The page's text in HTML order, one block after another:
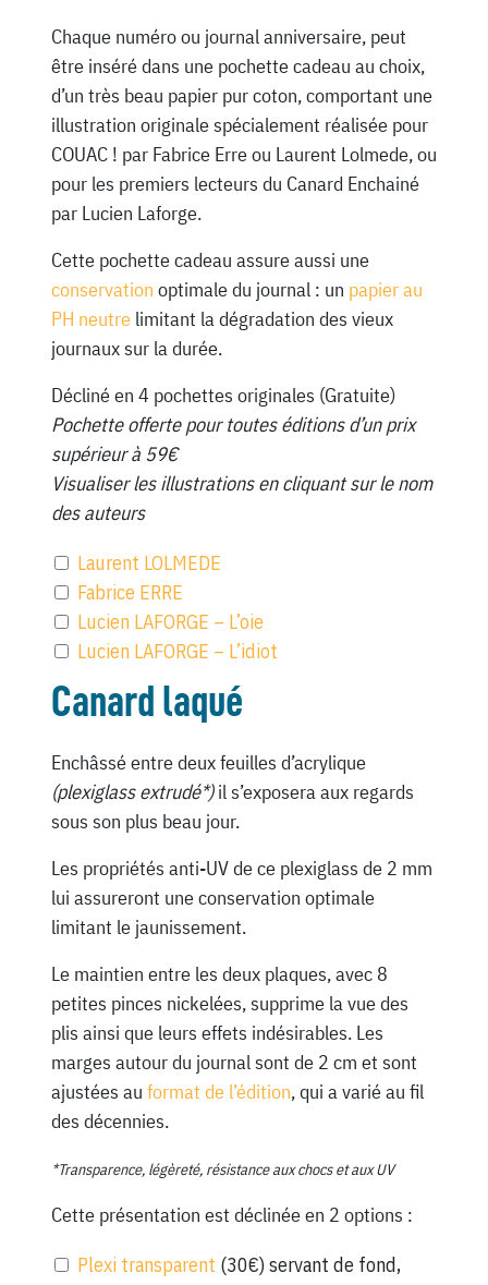
Chaque numéro ou journal anniversaire, peut
être inséré dans une pochette cadeau au choix,
d’un très beau papier pur coton, comportant une
illustration originale spécialement réalisée pour
COUAC ! par Fabrice Erre ou Laurent Lolmede, ou
pour les premiers lecteurs du Canard Enchainé
par Lucien Laforge.
Cette pochette cadeau assure aussi une
conservation optimale du journal : un papier au
PH neutrelimitant la dégradation des vieux
journaux sur la durée.
Décliné en 4 pochettes originales (Gratuite)
Pochette offerte pour toutes éditions d’un prix
supérieur à 59€
Visualiser les illustrations en cliquant sur le nom
des auteurs
Laurent LOLMEDE
Fabrice ERRE
Lucien LAFORGE – L’oie
Lucien LAFORGE – L’idiot
Canard laqué
Enchâssé entre deux feuilles d’acrylique
(plexiglass extrudé*)il s’exposera aux regards
sous son plus beau jour.
Les propriétés anti-UV de ce plexiglass de 2 mm
lui assureront une conservation optimale
limitant le jaunissement.
Le maintien entre les deux plaques, avec 8
petites pinces nickelées, supprime la vue des
plis ainsi que leurs effets indésirables. Les
marges autour du journal sont de 2 cm et sont
ajustées au format de l’édition, qui a varié au fil
des décennies.
*Transparence, légèreté, résistance aux chocs et aux UV
Cette présentation est déclinée en 2 options :
Plexi transparent (30€) servant de fond,